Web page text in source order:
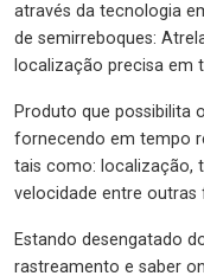
através da tecnologia
de semirreboques:
localização precisa em
Produto que possibilita
fornecendo em tempo
tais como: localização,
velocidade entre outras
Estando desengatado
rastreamento e saber